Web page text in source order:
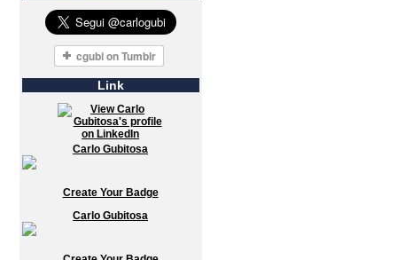
Link
Carlo Gubitosa
Create Your Badge
Carlo Gubitosa